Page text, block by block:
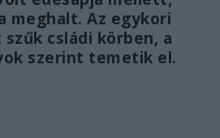
meghalt. Az egykori
csládi körben, a
szerint temetik el.